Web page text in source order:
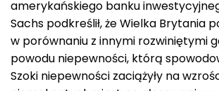
amerykańskiego banku
Sachs podkreślił, że Wielka Brytania
w porównaniu z innymi rozwiniętymi
powodu niepewności, którą
Szoki niepewności zaciążyły na